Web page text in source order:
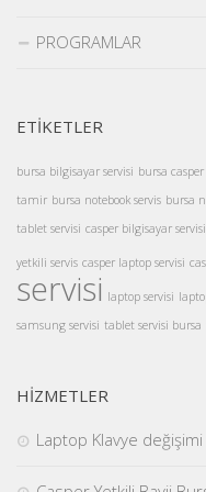
PROGRAMLAR
ETİKETLER
bursa bilgisayar servisi bursa casper
tamir bursa notebook servis bursa
tablet servisi casper bilgisayar servisi
yetkili servis casper laptop servisi
servisi laptop servisi
samsung servisi tablet servisi bursa
HİZMETLER
Laptop Klavye değişimi